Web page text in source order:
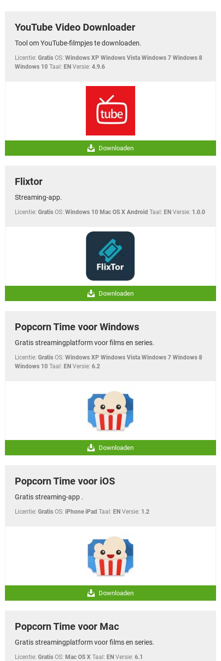
YouTube Video Downloader
Tool om YouTube-filmpjes te downloaden.
Licentie: Gratis OS: Windows XP Windows Vista Windows 7 Windows 8
Windows 10 Taal: EN Versie: 4.9.6
Downloaden
Flixtor
Streaming-app.
Licentie: Gratis OS: Windows 10 Mac OS X Android Taal: EN Versie: 1.0.0
Downloaden
Popcorn Time voor Windows
Gratis streamingplatform voor films en series.
Licentie: Gratis OS: Windows XP Windows Vista Windows 7 Windows 8
Windows 10 Taal: EN Versie: 6.2
Downloaden
Popcorn Time voor iOS
Gratis streaming-app .
Licentie: Gratis OS: iPhone iPad Taal: EN Versie: 1.2
Downloaden
Popcorn Time voor Mac
Gratis streamingplatform voor films en series.
Licentie: Gratis OS: Mac OS X Taal: EN Versie: 6.1